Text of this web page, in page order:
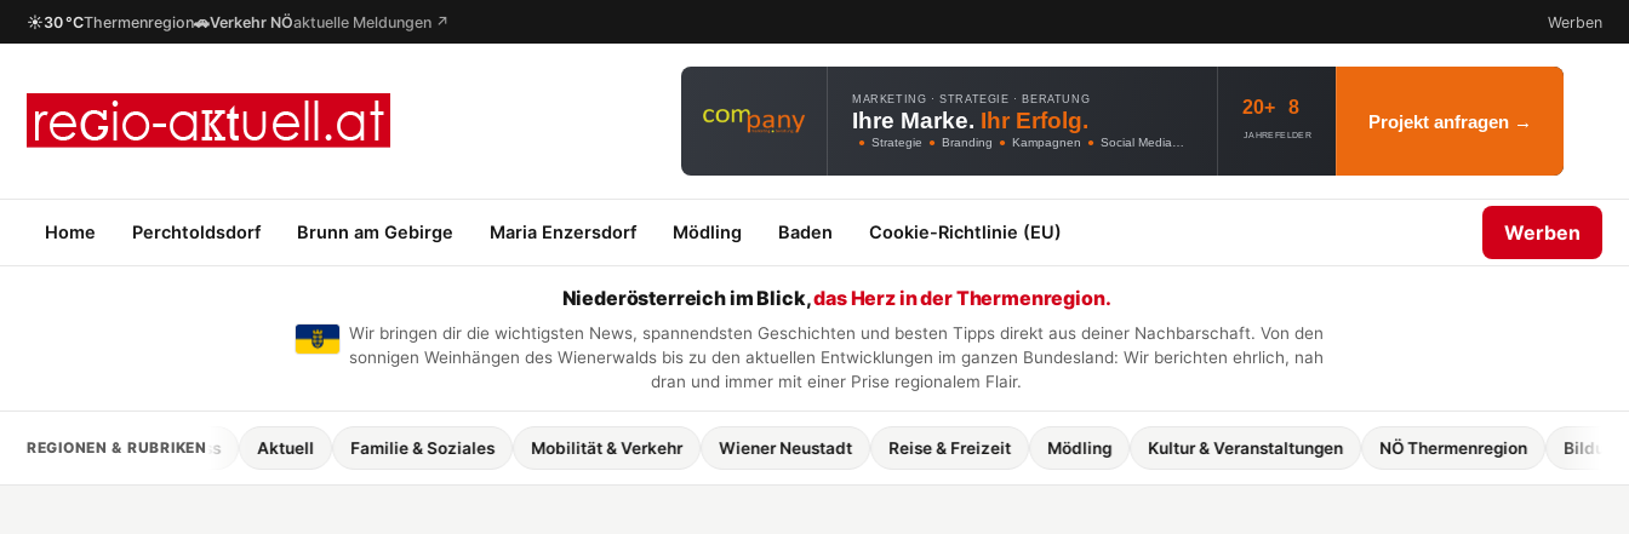
☀30 °CThermenregion🚗Verkehr NÖaktuelle Meldungen ↗ Werben
MARKETING · STRATEGIE · BERATUNG
Ihre Marke. Ihr Erfolg.
● Strategie ● Branding ● Kampagnen ● Social Media Webdesign ● AI Governance
20+
JAHRE
8
FELDER
Projekt anfragen →
Home Perchtoldsdorf Brunn am Gebirge Maria Enzersdorf Mödling Baden Cookie-Richtlinie (EU) Werben
Niederösterreich im Blick,das Herz in der Thermenregion.
Wir bringen dir die wichtigsten News, spannendsten Geschichten und besten Tipps direkt aus deiner Nachbarschaft. Von den
sonnigen Weinhängen des Wienerwalds bis zu den aktuellen Entwicklungen im ganzen Bundesland: Wir berichten ehrlich, nah
dran und immer mit einer Prise regionalem Flair.
REGIONEN & RUBRIKEN
Kulinarik & Genuss Aktuell Familie & Soziales Mobilität & Verkehr Wiener Neustadt Reise & Freizeit Mödling Kultur & Veranstaltungen NÖ Thermenregion Bildung